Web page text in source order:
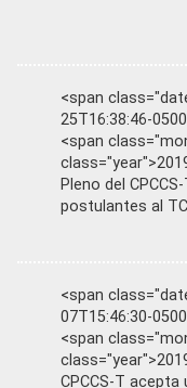
<span
25T16:38:46-
<span
Pleno del
postulantes al
<span
07T15:46:30-
<span
CPCCS-T